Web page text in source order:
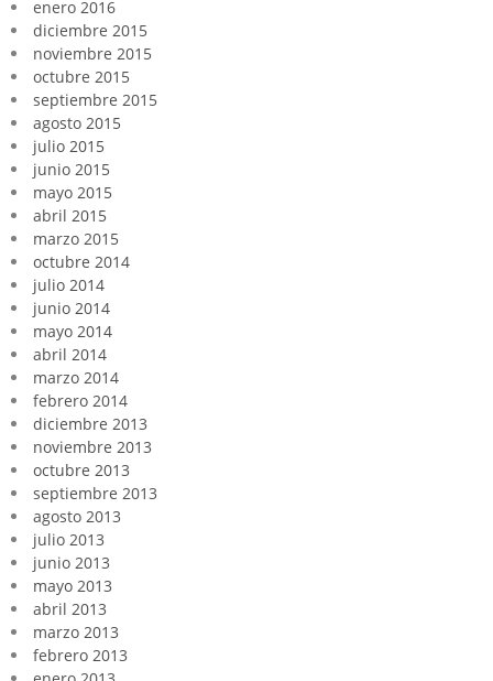
enero 2016
diciembre 2015
noviembre 2015
octubre 2015
septiembre 2015
agosto 2015
julio 2015
junio 2015
mayo 2015
abril 2015
marzo 2015
octubre 2014
julio 2014
junio 2014
mayo 2014
abril 2014
marzo 2014
febrero 2014
diciembre 2013
noviembre 2013
octubre 2013
septiembre 2013
agosto 2013
julio 2013
junio 2013
mayo 2013
abril 2013
marzo 2013
febrero 2013